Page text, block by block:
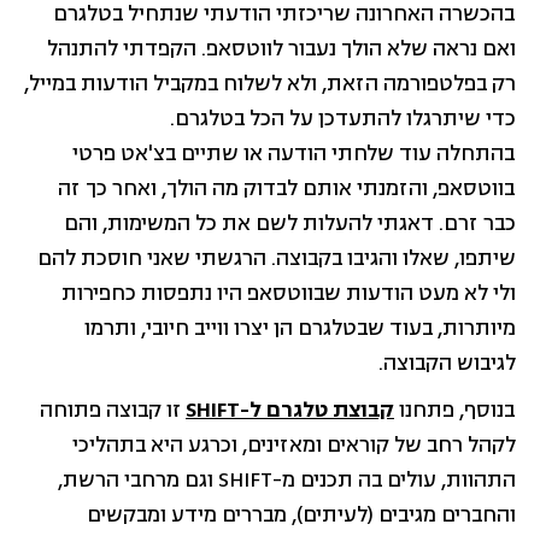
בהכשרה האחרונה שריכזתי הודעתי שנתחיל בטלגרם
ואם נראה שלא הולך נעבור לווטסאפ. הקפדתי להתנהל
רק בפלטפורמה הזאת, ולא לשלוח במקביל הודעות במייל,
כדי שיתרגלו להתעדכן על הכל בטלגרם.
בהתחלה עוד שלחתי הודעה או שתיים בצ'אט פרטי
בווטסאפ, והזמנתי אותם לבדוק מה הולך, ואחר כך זה
כבר זרם. דאגתי להעלות לשם את כל המשימות, והם
שיתפו, שאלו והגיבו בקבוצה. הרגשתי שאני חוסכת להם
ולי לא מעט הודעות שבווטסאפ היו נתפסות כחפירות
מיותרות, בעוד שבטלגרם הן יצרו ווייב חיובי, ותרמו
לגיבוש הקבוצה.
בנוסף, פתחנוקבוצת טלגרם ל-SHIFT
זו קבוצה פתוחה
לקהל רחב של קוראים ומאזינים, וכרגע היא בתהליכי
התהוות, עולים בה תכנים מ-SHIFT וגם מרחבי הרשת,
והחברים מגיבים (לעיתים), מבררים מידע ומבקשים